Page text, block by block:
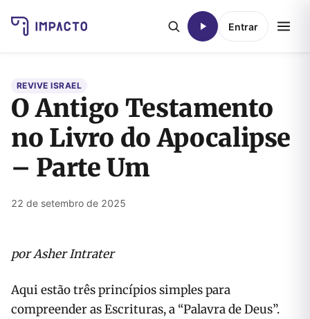
Entrar
REVIVE ISRAEL
O Antigo Testamento
no Livro do Apocalipse
– Parte Um
22 de setembro de 2025
por Asher Intrater
Aqui estão três princípios simples para
compreender as Escrituras, a “Palavra de Deus”.